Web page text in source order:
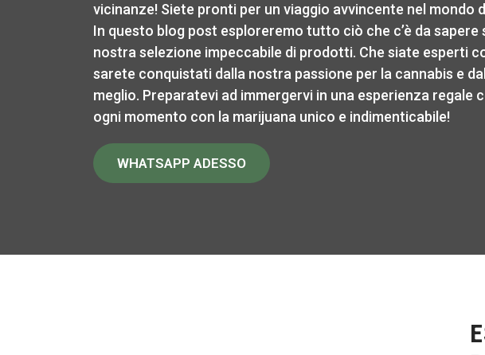
vicinanze! Siete pronti per un viaggio avvincente nel mondo
In questo blog post esploreremo tutto ciò che c’è da
nostra selezione impeccabile di prodotti. Che siate esperti
sarete conquistati dalla nostra passione per la cannabis e
meglio. Preparatevi ad immergervi in una esperienza regale
ogni momento con la marijuana unico e indimenticabile!
WHATSAPP ADESSO